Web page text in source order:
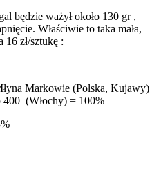
będzie ważył około 130 gr ,
Właściwie to taka mała,
16 zł/sztukę :
Markowie (Polska, Kujawy)
400 (Włochy) = 100%